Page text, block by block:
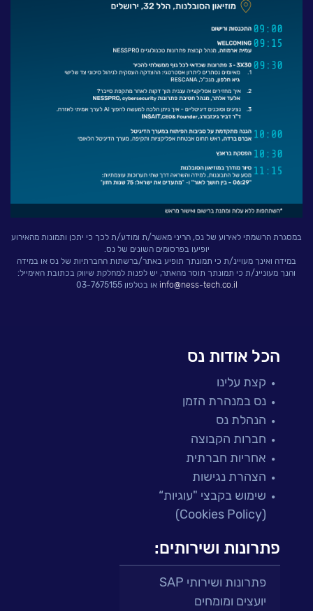
במסגרת הרשמתי לאירוע של נס, הריני מאשר/ת ומודע/ת לכך כי יתכן ותמונות מהאירוע
יופיעו בפרסומים השונים של נס.
במידה ואינך מעויינ/ת כי תמונתך תופיע באתר/ברשתות החברתיות של נס או במידה
והנך מעוניינ/ת כי תמונתך תוסר מהאתר, יש לפנות למחלקת שיווק בכתובת האימייל:
info@ness-tech.co.il או בטלפון 03-7675155
הכל אודות נס
קצת עלינו
נס במנהרת הזמן
הנהלת נס
חברות הקבוצה
אחריות חברתית
הצהרת נגישות
שימוש בקבצי "עוגיות“
(Cookies Policy)
פתרונות ושירותים:
פתרונות ושירותי SAP
יועצים ומומחים